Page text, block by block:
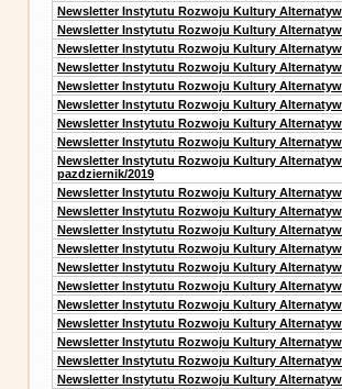
Newsletter Instytutu Rozwoju Kultury
Newsletter Instytutu Rozwoju Kultury
Newsletter Instytutu Rozwoju Kultury
Newsletter Instytutu Rozwoju Kultury
Newsletter Instytutu Rozwoju Kultury
Newsletter Instytutu Rozwoju Kultury
Newsletter Instytutu Rozwoju Kultury
Newsletter Instytutu Rozwoju Kultury
Newsletter Instytutu Rozwoju Kultury
pazdziernik/2019
Newsletter Instytutu Rozwoju Kultury
Newsletter Instytutu Rozwoju Kultury
Newsletter Instytutu Rozwoju Kultury
Newsletter Instytutu Rozwoju Kultury
Newsletter Instytutu Rozwoju Kultury
Newsletter Instytutu Rozwoju Kultury
Newsletter Instytutu Rozwoju Kultury
Newsletter Instytutu Rozwoju Kultury
Newsletter Instytutu Rozwoju Kultury
Newsletter Instytutu Rozwoju Kultury
Newsletter Instytutu Rozwoju Kultury